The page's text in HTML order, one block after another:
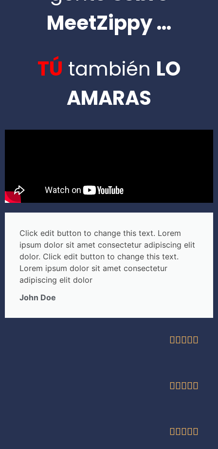
MeetZippy …
TÚ también LO
AMARAS
Click edit button to change this text. Lorem
ipsum dolor sit amet consectetur adipiscing elit
dolor. Click edit button to change this text.
Lorem ipsum dolor sit amet consectetur
adipiscing elit dolor
John Doe


